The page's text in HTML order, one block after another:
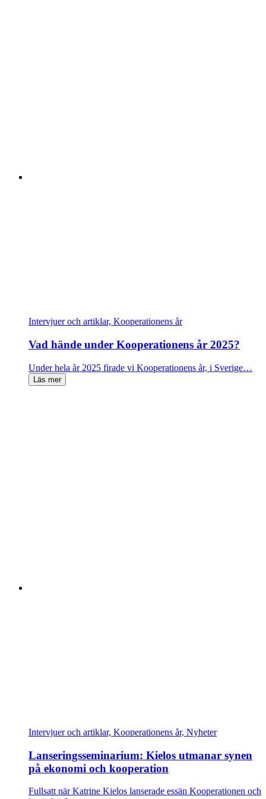
Intervjuer och artiklar, Kooperationens år
Vad hände under Kooperationens år 2025?
Under hela år 2025 firade vi Kooperationens år, i Sverige…
Läs mer
Intervjuer och artiklar, Kooperationens år, Nyheter
Lanseringsseminarium: Kielos utmanar synen
på ekonomi och kooperation
Fullsatt när Katrine Kielos lanserade essän Kooperationen och